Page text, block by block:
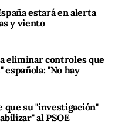
estará en alerta
y viento
eliminar controles que
"No hay
que su "investigación"
al PSOE